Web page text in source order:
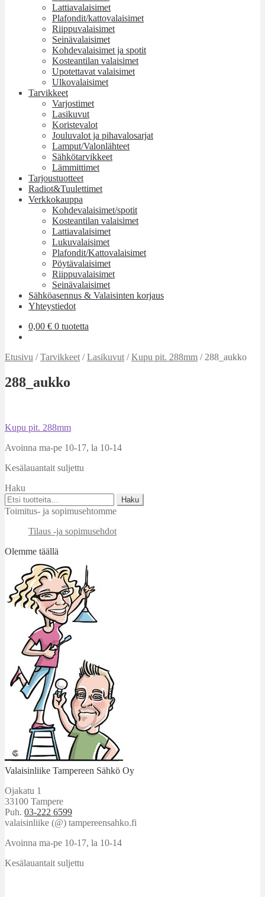
Lattiavalaisimet
Plafondit/kattovalaisimet
Riippuvalaisimet
Seinävalaisimet
Kohdevalaisimet ja spotit
Kosteantilan valaisimet
Upotettavat valaisimet
Ulkovalaisimet
Tarvikkeet
Varjostimet
Lasikuvut
Koristevalot
Jouluvalot ja pihavalosarjat
Lamput/Valonlähteet
Sähkötarvikkeet
Lämmittimet
Tarjoustuotteet
Radiot&Tuulettimet
Verkkokauppa
Kohdevalaisimet/spotit
Kosteantilan valaisimet
Lattiavalaisimet
Lukuvalaisimet
Plafondit/Kattovalaisimet
Pöytävalaisimet
Riippuvalaisimet
Seinävalaisimet
Sähköasennus & Valaisinten korjaus
Yhteystiedot
0,00 € 0 tuotetta
Etusivu /Tarvikkeet /Lasikuvut /Kupu pit. 288mm / 288_aukko
288_aukko
Artikkelien
selaus
Edellinen
Kupu pit. 288mm
Avoinna ma-pe 10-17, la 10-14
Kesälauantait suljettu
Haku
Etsi:
Haku
Toimitus- ja sopimusehtomme
Tilaus -ja sopimusehdot
Olemme täällä
Valaisinliike Tampereen Sähkö Oy
Ojakatu 1
33100 Tampere
Puh. 03-222 6599
valaisinliike (@) tampereensahko.fi
Avoinna ma-pe 10-17, la 10-14
Kesälauantait suljettu